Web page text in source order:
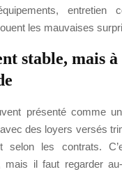
entretien
les mauvaises
stable, mais
présenté comme
des loyers versés
selon les contrats.
mais il faut regarder